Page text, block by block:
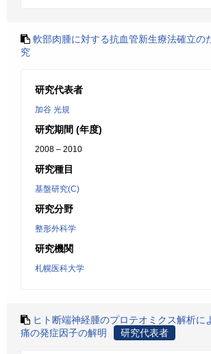
軟部肉腫に対する抗血管新生療法確立の
究
研究代表者
加谷 光規
研究期間 (年度)
2008 – 2010
研究種目
基盤研究(C)
研究分野
整形外科学
研究機関
札幌医科大学
ヒト断端神経腫のプロテオミクス解析に
痛の発症因子の解明
研究代表者